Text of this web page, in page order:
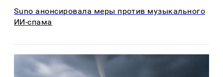
Suno анонсировала меры против музыкального
ИИ-спама